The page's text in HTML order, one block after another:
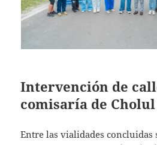
Intervención de
comisaría de Cholul
Entre las vialidades concluidas